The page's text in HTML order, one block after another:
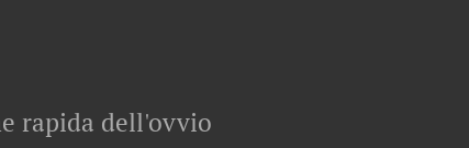
rapida dell'ovvio